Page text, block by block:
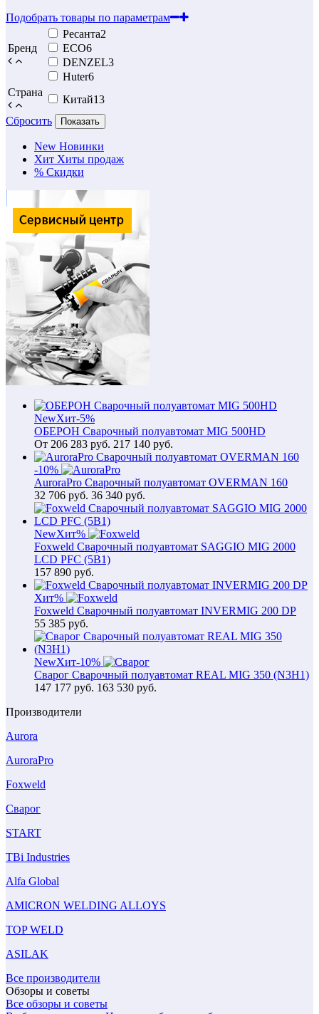
Подобрать товары по параметрам
Бренд
Ресанта2
ECO6
DENZEL3
Huter6
Страна
Китай13
Сбросить
Показать
New Новинки
Хит Хиты продаж
% Скидки
NewХит-5%
ОБЕРОН Сварочный полуавтомат MIG 500HD
От 206 283 руб. 217 140 руб.
-10%
AuroraPro Сварочный полуавтомат OVERMAN 160
32 706 руб. 36 340 руб.
NewХит%
Foxweld Сварочный полуавтомат SAGGIO MIG 2000
LCD PFC (5В1)
157 890 руб.
Хит%
Foxweld Сварочный полуавтомат INVERMIG 200 DP
55 385 руб.
NewХит-10%
Сварог Сварочный полуавтомат REAL MIG 350 (N3H1)
147 177 руб. 163 530 руб.
Производители
Aurora
AuroraPro
Foxweld
Сварог
START
TBi Industries
Alfa Global
AMICRON WELDING ALLOYS
TOP WELD
ASILAK
Все производители
Обзоры и советы
Все обзоры и советы